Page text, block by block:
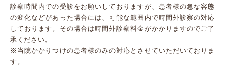
診察時間内での受診をお願いしておりますが、患者様の急な容態
の変化などがあった場合には、可能な範囲内で時間外診察の対応
しております。その場合は時間外診察料金がかかりますのでご了
承ください。
※当院かかりつけの患者様のみの対応とさせていただいておりま
す。